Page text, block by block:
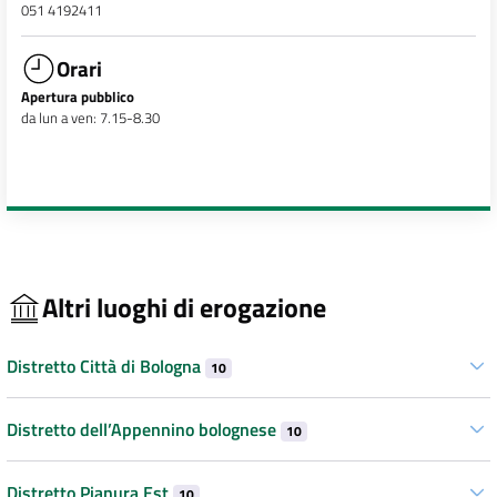
051 4192411
Orari
Apertura pubblico
da lun a ven: 7.15-8.30
Altri luoghi di erogazione
Distretto Città di Bologna 10
Distretto dell’Appennino bolognese 10